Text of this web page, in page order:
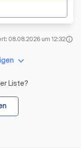
08.08.2026 um 12:32info
keyboard_arrow_down
Liste?